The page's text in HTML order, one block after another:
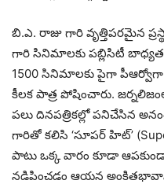
బి.ఎ. రాజు గారి వృత్తిపరమైన
గారి సినిమాలకు పబ్లిసిటీ
1500 సినిమాలకు పైగా
కీలక పాత్ర పోషించారు.
పలు దినపత్రికల్లో పనిచేసిన
గారితో కలిసి ‘సూపర్ హిట్’
పాటు ఒక్క వారం కూడా
నడిపించడం ఆయన